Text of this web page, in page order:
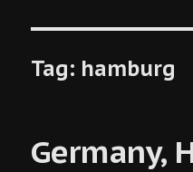
Tag: hamburg
Germany,